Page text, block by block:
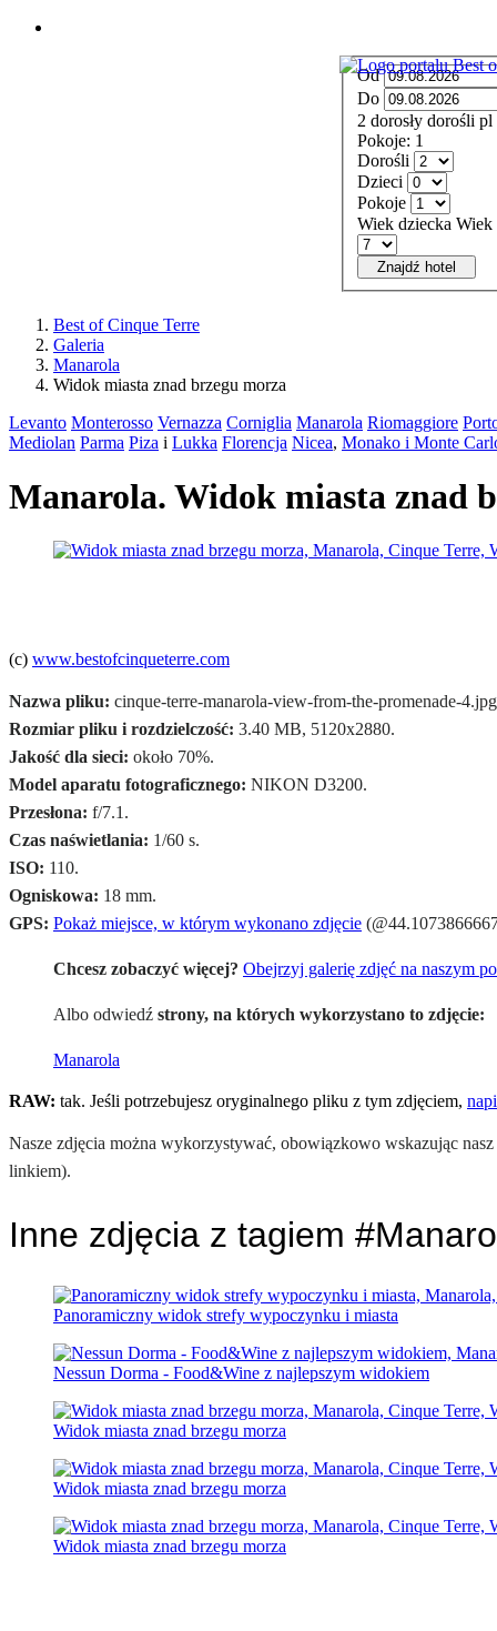
Od
Do
2 dorosły dorośli pl
Pokoje: 1
Dorośli
Dzieci
Pokoje
Wiek dziecka Wiek
Znajdź hotel
Best of Cinque Terre
Galeria
Manarola
Widok miasta znad brzegu morza
Levanto Monterosso Vernazza Corniglia Manarola Riomaggiore
Mediolan Parma Piza i Lukka Florencja Nicea, Monako i Monte
Manarola. Widok miasta znad
(c) www.bestofcinqueterre.com
Nazwa pliku: cinque-terre-manarola-view-from-the-promenade-4.jpg
Rozmiar pliku i rozdzielczość: 3.40 MB, 5120x2880.
Jakość dla sieci: około 70%.
Model aparatu fotograficznego: NIKON D3200.
Przesłona: f/7.1.
Czas naświetlania: 1/60 s.
ISO: 110.
Ogniskowa: 18 mm.
GPS: Pokaż miejsce, w którym wykonano zdjęcie
Chcesz zobaczyć więcej? Obejrzyj galerię zdjęć na naszym
Albo odwiedź strony, na których wykorzystano to zdjęcie:
Manarola
RAW: tak. Jeśli potrzebujesz oryginalnego pliku z tym zdjęciem,
Nasze zdjęcia można wykorzystywać, obowiązkowo wskazując
linkiem).
Inne zdjęcia z tagiem
Panoramiczny widok strefy wypoczynku i miasta
Nessun Dorma - Food&Wine z najlepszym widokiem
Widok miasta znad brzegu morza
Widok miasta znad brzegu morza
Widok miasta znad brzegu morza